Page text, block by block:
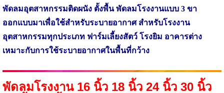
พัดลมอุตสาหกรรมติดผนัง ตั้งพื้น พัดลมโรงงานแบบ 3 ขา
ออกแบบมาเพื่อใช้สำหรับระบายอากาศ สำหรับโรงงาน
อุตสาหกรรมทุกประเภท ฟาร์มเลี้ยงสัตว์ โรงยิม อาคารต่าง
เหมาะกับการใช้ระบายอากาศในพื้นที่กว้าง
พัดลมโรงงาน 16 นิ้ว 18 นิ้ว 24 นิ้ว 30 นิ้ว